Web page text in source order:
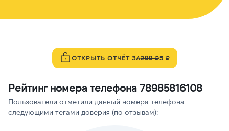
ОТКРЫТЬ ОТЧЁТ ЗА299 ₽5 ₽
Рейтинг номера телефона 78985816108
Пользователи отметили данный номера телефона
следующими тегами доверия (по отзывам):